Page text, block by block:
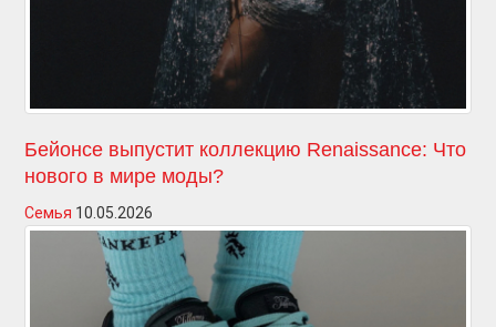
Бейонсе выпустит коллекцию Renaissance: Что
нового в мире моды?
Семья 10.05.2026